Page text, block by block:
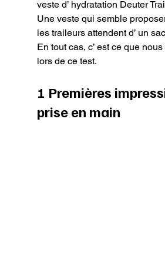
veste d’ hydratation Deuter
Une veste qui semble
les traileurs attendent d’ un
En tout cas, c’ est ce que
lors de ce test.
1 Premières
prise en main